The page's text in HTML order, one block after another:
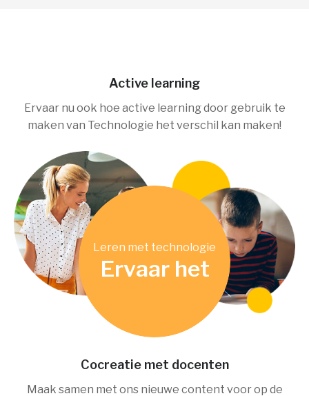
Active learning
Ervaar nu ook hoe active learning door gebruik te
maken van Technologie het verschil kan maken!
Leren met technologie
Ervaar het
Cocreatie met docenten
Maak samen met ons nieuwe content voor op de